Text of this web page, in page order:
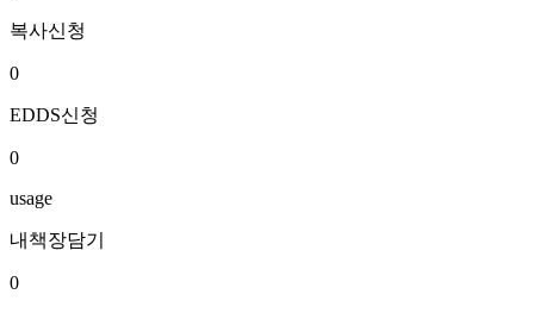
복사신청
0
EDDS신청
0
usage
내책장담기
0